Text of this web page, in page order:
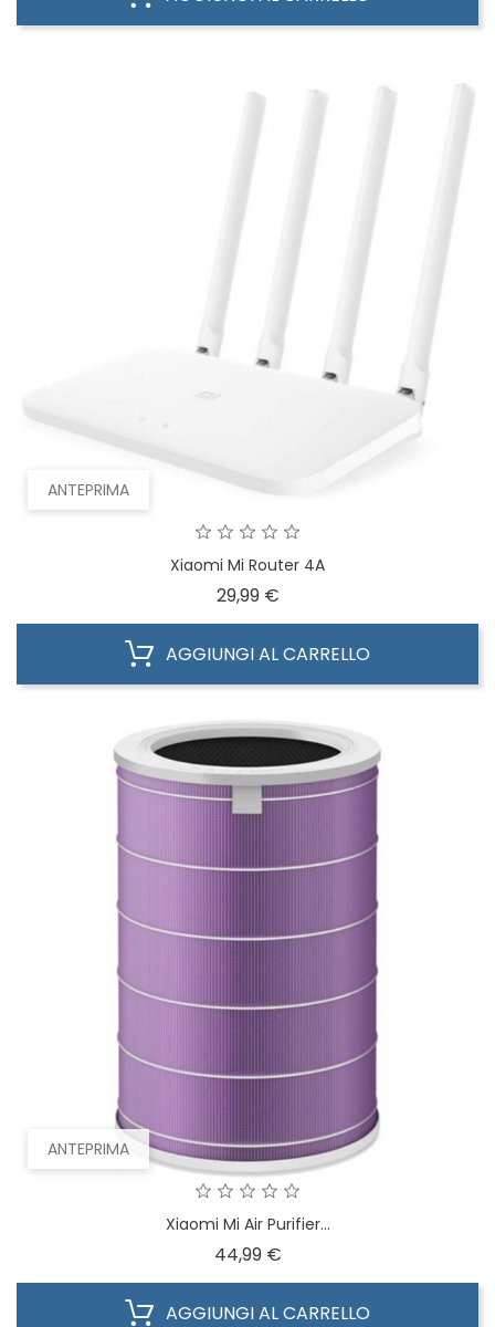
ANTEPRIMA
Xiaomi Mi Router 4A
29,99 €Prezzo
AGGIUNGI AL CARRELLO
ANTEPRIMA
Xiaomi Mi Air Purifier...
44,99 €Prezzo
AGGIUNGI AL CARRELLO